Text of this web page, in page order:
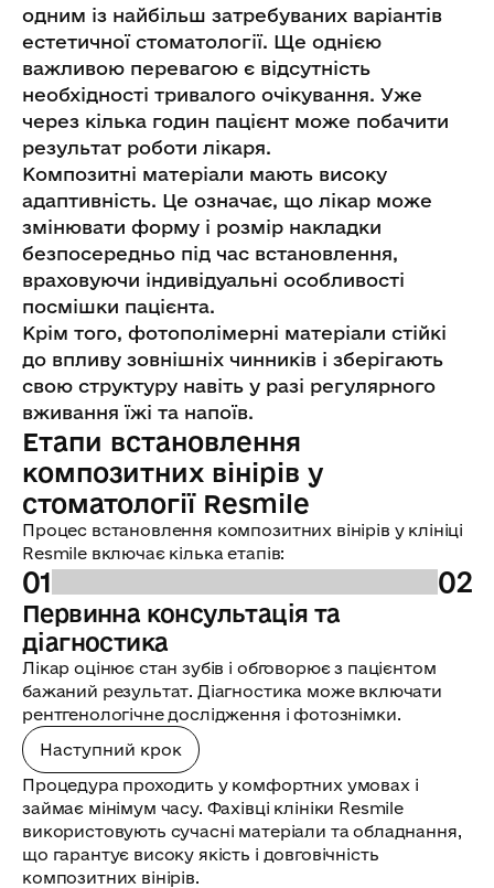
одним із найбільш затребуваних варіантів
естетичної стоматології. Ще однією
важливою перевагою є відсутність
необхідності тривалого очікування. Уже
через кілька годин пацієнт може побачити
результат роботи лікаря.
Композитні матеріали мають високу
адаптивність. Це означає, що лікар може
змінювати форму і розмір накладки
безпосередньо під час встановлення,
враховуючи індивідуальні особливості
посмішки пацієнта.
Крім того, фотополімерні матеріали стійкі
до впливу зовнішніх чинників і зберігають
свою структуру навіть у разі регулярного
вживання їжі та напоїв.
Етапи встановлення
композитних вінірів у
стоматології Resmile
Процес встановлення композитних вінірів у клініці
Resmile включає кілька етапів:
01 02
Наступний крок
Первинна консультація та
діагностика
Лікар оцінює стан зубів і обговорює з пацієнтом
бажаний результат. Діагностика може включати
рентгенологічне дослідження і фотознімки.
Процедура проходить у комфортних умовах і
займає мінімум часу. Фахівці клініки Resmile
використовують сучасні матеріали та обладнання,
що гарантує високу якість і довговічність
композитних вінірів.